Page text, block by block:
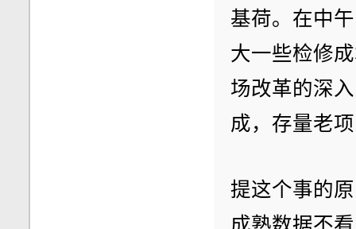
基荷。在中
大一些检修
场改革的深
成，存量老
提这个事的
成熟数据不